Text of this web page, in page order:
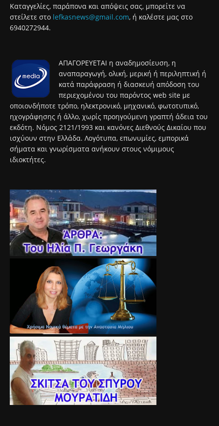
Καταγγελίες, παράπονα και απόψεις σας, μπορείτε να
στείλετε στο lefkasnews@gmail.com, ή καλέστε μας στο
6940272944.
ΑΠΑΓΟΡΕΥΕΤΑΙ η αναδημοσίευση, η
αναπαραγωγή, ολική, μερική ή περιληπτική ή
κατά παράφραση ή διασκευή απόδοση του
περιεχομένου του παρόντος web site με
οποιονδήποτε τρόπο, ηλεκτρονικό, μηχανικό, φωτοτυπικό,
ηχογράφησης ή άλλο, χωρίς προηγούμενη γραπτή άδεια του
εκδότη. Νόμος 2121/1993 και κανόνες Διεθνούς Δικαίου που
ισχύουν στην Ελλάδα. Λογότυπα, επωνυμίες, εμπορικά
σήματα και γνωρίσματα ανήκουν στους νόμιμους
ιδιοκτήτες.